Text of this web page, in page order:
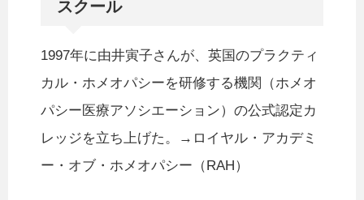
スクール
1997年に由井寅子さんが、英国のプラクティ
カル・ホメオパシーを研修する機関（ホメオ
パシー医療アソシエーション）の公式認定カ
レッジを立ち上げた。→ロイヤル・アカデミ
ー・オブ・ホメオパシー（RAH）